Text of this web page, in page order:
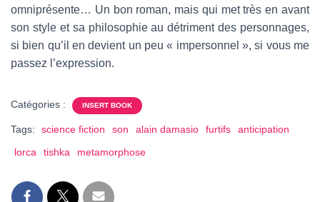
omniprésente… Un bon roman, mais qui met très en avant
son style et sa philosophie au détriment des personnages,
si bien qu’il en devient un peu « impersonnel », si vous me
passez l’expression.
Catégories : INSERT BOOK
Tags: science fiction son alain damasio furtifs
anticipation
lorca
tishka metamorphose